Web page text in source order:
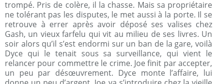
trompé. Pris de colère, il la chasse. Mais sa propriétaire
ne tolérant pas les disputes, le met aussi à la porte. Il se
retrouve à errer après avoir déposé ses valises chez
Gash, un vieux farfelu qui vit au milieu de ses livres. Un
soir alors qu’il s’est endormi sur un ban de la gare, voilà
Dyce qui le tenait sous sa surveillance, qui vient le
relancer pour commettre le crime. Joe finit par accepter,
un peu par désœuvrement. Dyce monte l’affaire, lui